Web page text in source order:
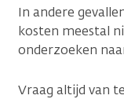
In andere
kosten meestal
onderzoeken
Vraag altijd van